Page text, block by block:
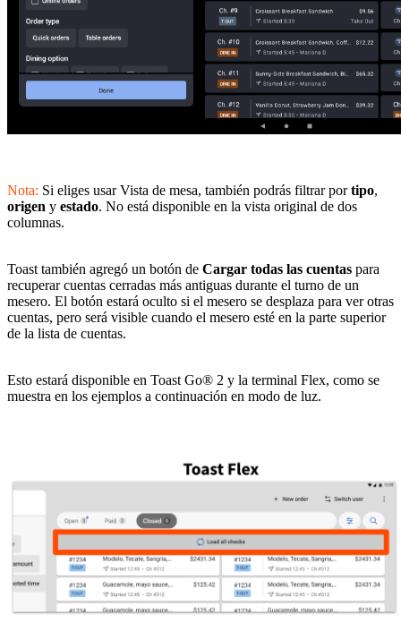
Nota: Si eliges usar Vista de mesa, también podrás filtrar portipo,
origen y estado. No está disponible en la vista original de dos
columnas.
Toast también agregó un botón de Cargar todas las cuentas para
recuperar cuentas cerradas más antiguas durante el turno de un
mesero. El botón estará oculto si el mesero se desplaza para ver otras
cuentas, pero será visible cuando el mesero esté en la parte superior
de la lista de cuentas.
Esto estará disponible en Toast Go® 2 y la terminal Flex, como se
muestra en los ejemplos a continuación en modo de luz.